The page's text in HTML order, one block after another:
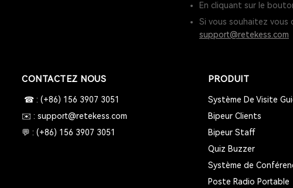
En cliquant sur le
Si vous souhaitez vous
support@retekess.com
CONTACTEZ NOUS
☎ : (+86) 156 3907 3051
✉️ : support@retekess.com
💬 : (+86) 156 3907 3051
PRODUIT
Système De Visite
Bipeur Clients
Bipeur Staff
Quiz Buzzer
Système de
Poste Radio Portable